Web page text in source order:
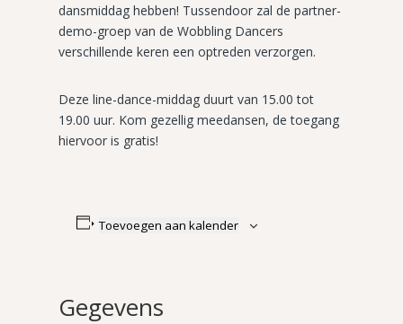
dansmiddag hebben! Tussendoor zal de partner-
demo-groep van de Wobbling Dancers
verschillende keren een optreden verzorgen.
Deze line-dance-middag duurt van 15.00 tot
19.00 uur. Kom gezellig meedansen, de toegang
hiervoor is gratis!
Toevoegen aan kalender
Gegevens